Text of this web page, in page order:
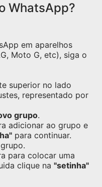
WhatsApp?
em aparelhos
Moto G, etc), siga o
superior no lado
representado por
grupo.
adicionar ao grupo e
para continuar.
para colocar uma
clique na "setinha"